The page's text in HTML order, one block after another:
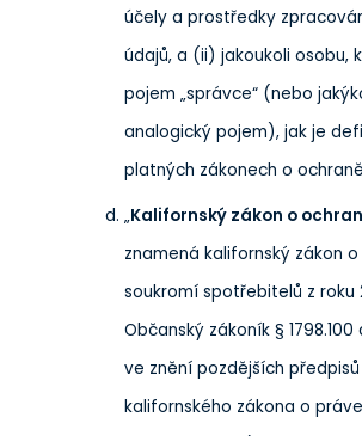
účely a prostředky
údajů, a (ii) jakoukoli osobu,
pojem „správce“ (nebo
analogický pojem), jak je
platných zákonech o
„Kalifornský zákon o
znamená kalifornský zákon
soukromí spotřebitelů z roku
Občanský zákoník § 1798.100
ve znění pozdějších
kalifornského zákona o